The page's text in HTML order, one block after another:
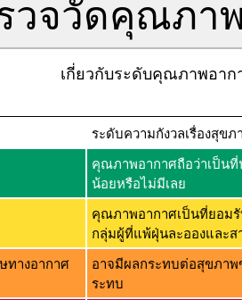
วจวัดคุณภา
เกี่ยวกับระดับคุณภาพอาก
ระดับความกังวลเรื่องสุขภ
คุณภาพอากาศถือว่าเป็นที่
น้อยหรือไม่มีเลย
คุณภาพอากาศเป็นที่ยอมรั
กลุ่มผู้ที่แพ้ฝุ่นละอองและส
ทางอากาศ
อาจมีผลกระทบต่อสุขภาพ
ระทบ